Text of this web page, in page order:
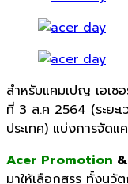
สำหรับแคมเปญ เอเซ
ที่ 3 ส.ค 2564 (ระยะ
ประเทศ) แบ่งการจัดแ
Acer Promotion &
มาให้เลือกสรร ทั้งนวัต